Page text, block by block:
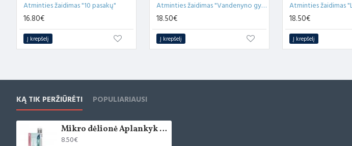
Atminties žaidimas "10 pasakų"
16.80€
Į krepšelį
Atminties žaidimas "Vandenyno gyvūnai"
18.50€
Į krepšelį
18.50€
Į krepšelį
KĄ TIK PERŽIŪRĖTI POPULIARIAUSI
Mikro dėlionė Aplankyk Paryžių
8.50€